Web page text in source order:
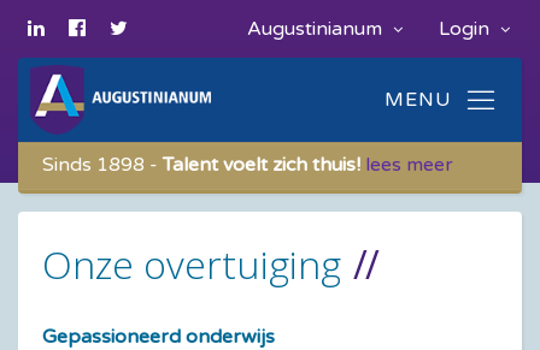
Login
Augustinianum
Sinds 1898 -Talent voelt zich thuis! lees meer
Onze overtuiging
Gepassioneerd onderwijs